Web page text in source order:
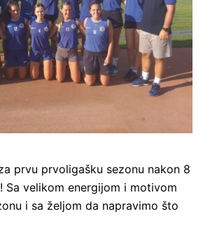
prvu prvoligašku sezonu nakon 8
Sa velikom energijom i motivom
i sa željom da napravimo što